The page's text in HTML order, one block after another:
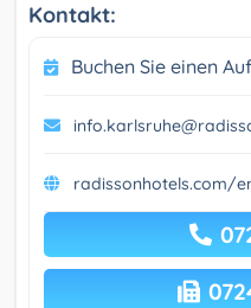
Kontakt:
Buchen Sie einen
radissonhotels.com/